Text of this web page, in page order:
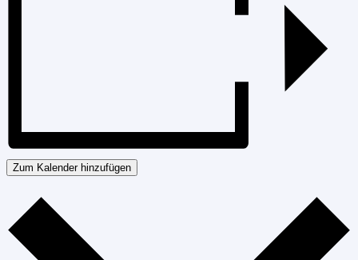
Zum Kalender hinzufügen